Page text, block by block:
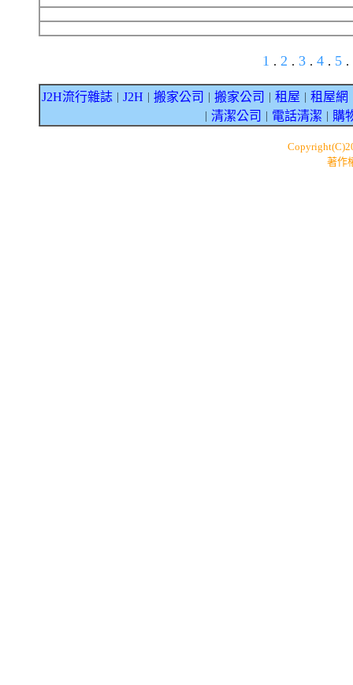
1 . 2 . 3 . 4 . 5 .
J2H流行雜誌 J2H 搬家公司 搬家公司 租屋 租屋網
清潔公司 電話清潔 購
著作